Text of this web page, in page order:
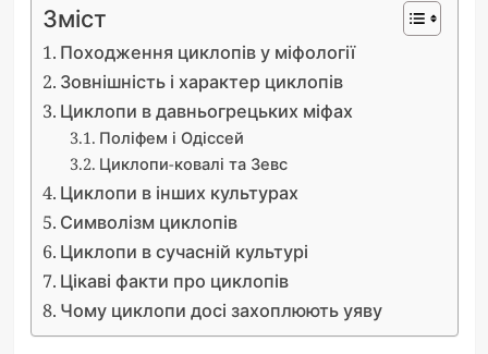
Зміст
Походження циклопів у міфології
Зовнішність і характер циклопів
Циклопи в давньогрецьких міфах
Поліфем і Одіссей
Циклопи-ковалі та Зевс
Циклопи в інших культурах
Символізм циклопів
Циклопи в сучасній культурі
Цікаві факти про циклопів
Чому циклопи досі захоплюють уяву